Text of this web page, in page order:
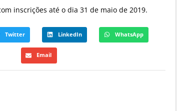
inscrições até o dia 31 de maio de 2019.
Twitter LinkedIn WhatsApp
Email